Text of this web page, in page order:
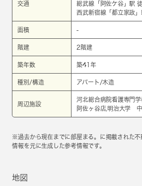
交通
総武線 「 阿佐ケ谷」駅
西武新宿線 「都立家政
面積 -
階建 2階建
築年数 築41年
種別/構造 アパート/木造
周辺施設
河北総合病院看護専門
阿佐ヶ谷店,明治大学 中
※過去から現在までに部屋まる。に掲載された不
情報を元に生成した参考情報です。
地図